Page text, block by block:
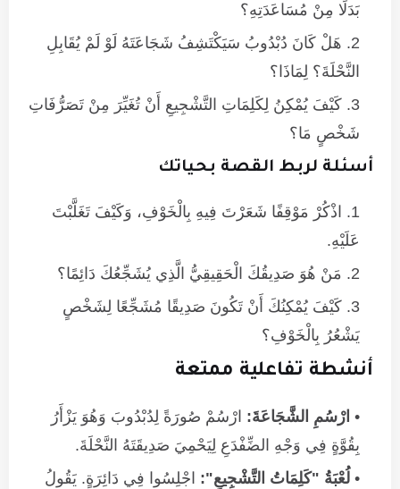
بَدَلًا مِنْ مُسَاعَدَتِهِ؟
هَلْ كَانَ دُبْدُوبُ سَيَكْتَشِفُ شَجَاعَتَهُ لَوْ لَمْ يُقَابِلِ
النَّحْلَةَ؟ لِمَاذَا؟
كَيْفَ يُمْكِنُ لِكَلِمَاتِ التَّشْجِيعِ أَنْ تُغَيِّرَ مِنْ تَصَرُّفَاتِ
شَخْصٍ مَا؟
أسئلة لربط القصة بحياتك
اذْكُرْ مَوْقِفًا شَعَرْتَ فِيهِ بِالْخَوْفِ، وَكَيْفَ تَغَلَّبْتَ
عَلَيْهِ.
مَنْ هُوَ صَدِيقُكَ الْحَقِيقِيُّ الَّذِي يُشَجِّعُكَ دَائِمًا؟
كَيْفَ يُمْكِنُكَ أَنْ تَكُونَ صَدِيقًا مُشَجِّعًا لِشَخْصٍ
يَشْعُرُ بِالْخَوْفِ؟
أنشطة تفاعلية ممتعة
ارْسُمِ الشَّجَاعَةَ: ارْسُمْ صُورَةً لِدُبْدُوبَ وَهُوَ يَزْأَرُ
بِقُوَّةٍ فِي وَجْهِ الضِّفْدَعِ لِيَحْمِيَ صَدِيقَتَهُ النَّحْلَةَ.
لُعْبَةُ "كَلِمَاتُ التَّشْجِيعِ": اجْلِسُوا فِي دَائِرَةٍ. يَقُولُ